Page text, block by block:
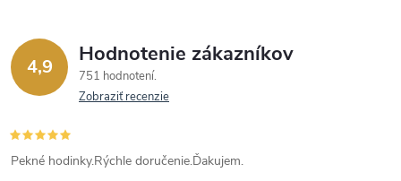
4,9 Hodnotenie zákazníkov
751 hodnotení
Zobraziť recenzie
Pekné hodinky.Rýchle doručenie.Ďakujem.